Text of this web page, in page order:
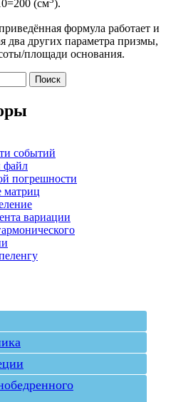
(см ).
формула работает и
два других параметра призмы,
площади основания.
событий
файл
погрешности
матриц
вариации